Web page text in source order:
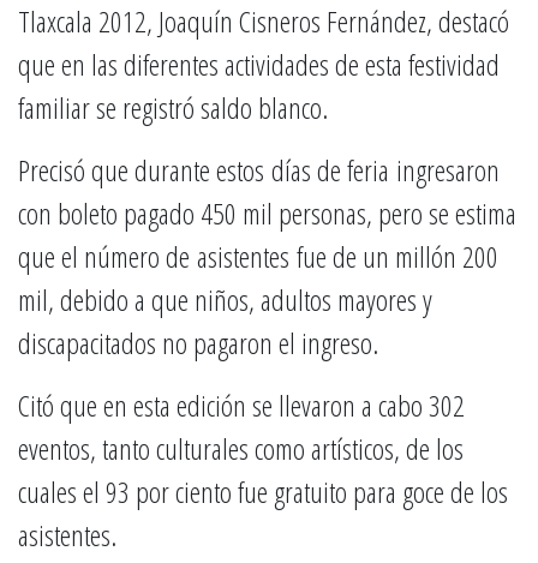
Tlaxcala 2012, Joaquín Cisneros Fernández, destacó
que en las diferentes actividades de esta festividad
familiar se registró saldo blanco.
Precisó que durante estos días de feria ingresaron
con boleto pagado 450 mil personas, pero se estima
que el número de asistentes fue de un millón 200
mil, debido a que niños, adultos mayores y
discapacitados no pagaron el ingreso.
Citó que en esta edición se llevaron a cabo 302
eventos, tanto culturales como artísticos, de los
cuales el 93 por ciento fue gratuito para goce de los
asistentes.